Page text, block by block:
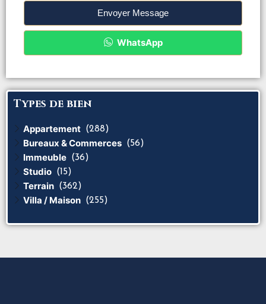
Envoyer Message
WhatsApp
Types de bien
Appartement (288)
Bureaux & Commerces (56)
Immeuble (36)
Studio (15)
Terrain (362)
Villa / Maison (255)